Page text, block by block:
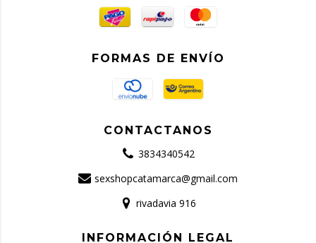
FORMAS DE ENVÍO
CONTACTANOS
3834340542
sexshopcatamarca@gmail.com
rivadavia 916
INFORMACIÓN LEGAL